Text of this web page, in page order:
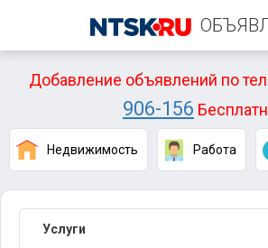
Добавление объявлений по
906-156
Недвижимость Работа
Услуги